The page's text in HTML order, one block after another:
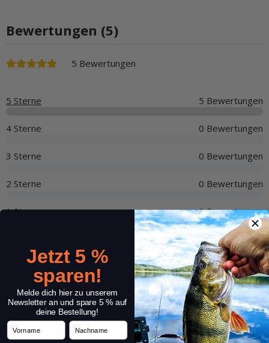
Bewertungen (5)
5 Bewertungen
5 Sterne 5 Bewertungen
4 Sterne 0 Bewertungen
3 Sterne 0 Bewertungen
2 Sterne 0 Bewertungen
1 Stern 0 Bewertungen
Teile anderen Kunden Deine Erfahrungen mit!
Bewerte bitte ausschließlich Deine Erfahrungen mit dem Produkt.
Weitere Anliegen (Feedback zu Produktauswahl, Preisgestaltung,
Bestellung, Lieferung, etc.) nimmt unser Kundenservicegerne
entgegen.
Artikelbewertung
Jetzt 5 %
sparen!
Melde dich hier zu unserem
Newsletter an und spare 5 % auf
deine Bestellung!
Vorname Nachname